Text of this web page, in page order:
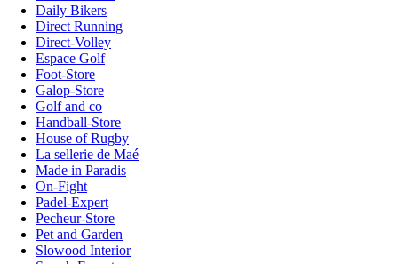
Daily Bikers
Direct Running
Direct-Volley
Espace Golf
Foot-Store
Galop-Store
Golf and co
Handball-Store
House of Rugby
La sellerie de Maé
Made in Paradis
On-Fight
Padel-Expert
Pecheur-Store
Pet and Garden
Slowood Interior